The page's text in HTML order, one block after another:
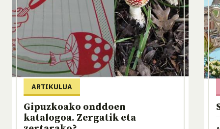
ARTIKULUA
Gipuzkoako onddoen
katalogoa. Zergatik eta